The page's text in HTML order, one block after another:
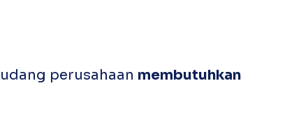
perusahaan membutuhkan